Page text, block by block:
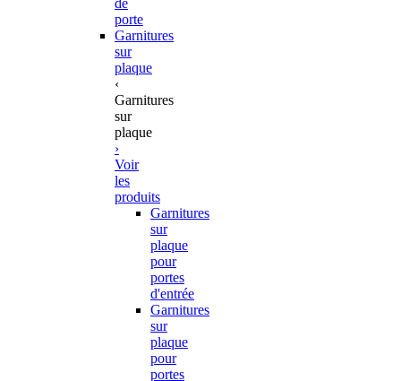
porte
Garnitures
sur
plaque
‹
Garnitures
sur
plaque
›
Voir
les
produits
Garnitures
sur
plaque
pour
portes
d'entrée
Garnitures
sur
plaque
pour
portes